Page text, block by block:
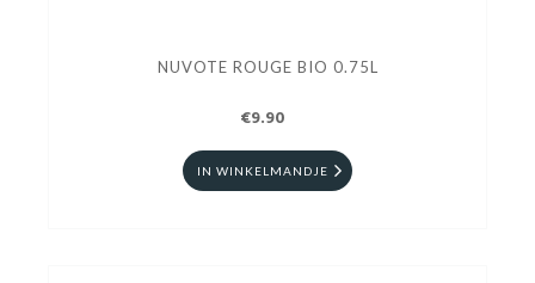
NUVOTE ROUGE BIO 0.75L
€9.90
IN WINKELMANDJE